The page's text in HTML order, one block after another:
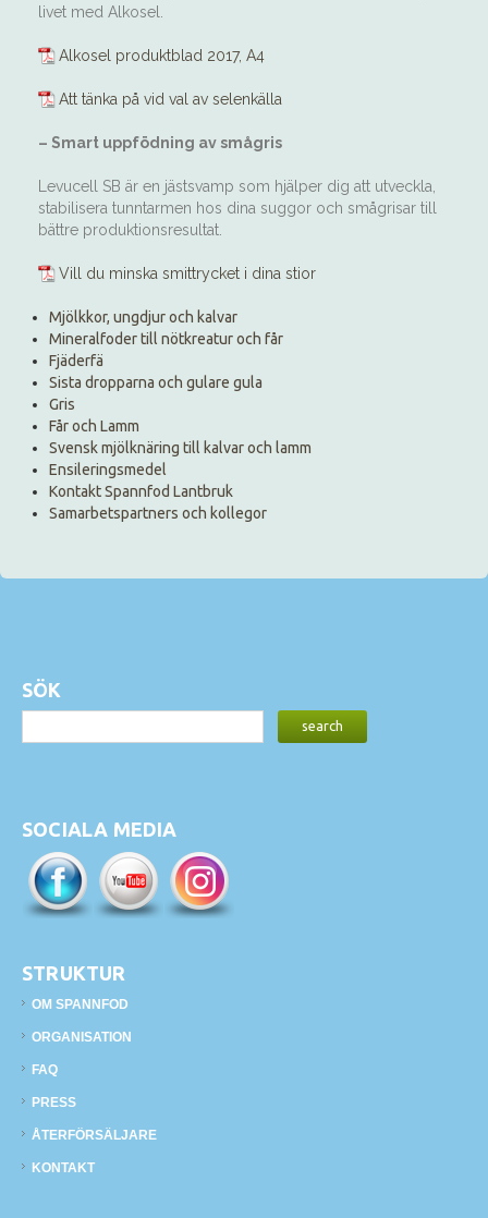
livet med Alkosel.
Alkosel produktblad 2017, A4
Att tänka på vid val av selenkälla
– Smart uppfödning av smågris
Levucell SB är en jästsvamp som hjälper dig att utveckla,
stabilisera tunntarmen hos dina suggor och smågrisar till
bättre produktionsresultat.
Vill du minska smittrycket i dina stior
Mjölkkor, ungdjur och kalvar
Mineralfoder till nötkreatur och får
Fjäderfä
Sista dropparna och gulare gula
Gris
Får och Lamm
Svensk mjölknäring till kalvar och lamm
Ensileringsmedel
Kontakt Spannfod Lantbruk
Samarbetspartners och kollegor
SÖK
SOCIALA MEDIA
STRUKTUR
OM SPANNFOD
ORGANISATION
FAQ
PRESS
ÅTERFÖRSÄLJARE
KONTAKT